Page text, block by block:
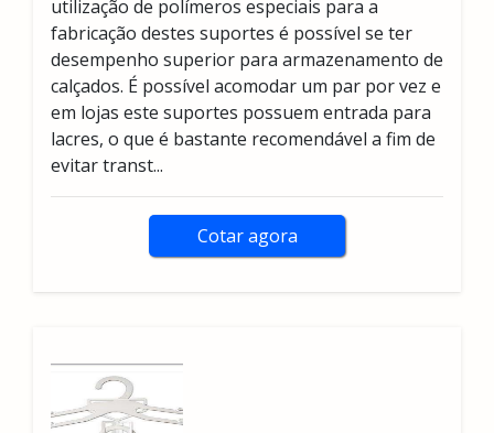
utilização de polímeros especiais para a
fabricação destes suportes é possível se ter
desempenho superior para armazenamento de
calçados. É possível acomodar um par por vez e
em lojas este suportes possuem entrada para
lacres, o que é bastante recomendável a fim de
evitar transt...
Cotar agora